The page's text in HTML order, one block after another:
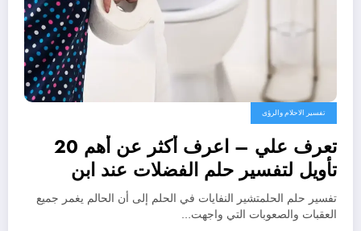
تفسير الاحلام والرؤى
تعرف علي – اعرف أكثر عن أهم 20
تأويل لتفسير حلم الفضلات عند ابن
سيرين – بالتفصيل
تفسير حلم الحلمتشير النفايات في الحلم إلى أن الحالم يغمر جميع
العقبات والصعوبات التي واجهت…